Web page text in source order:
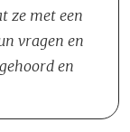
ze met een
vragen en
en